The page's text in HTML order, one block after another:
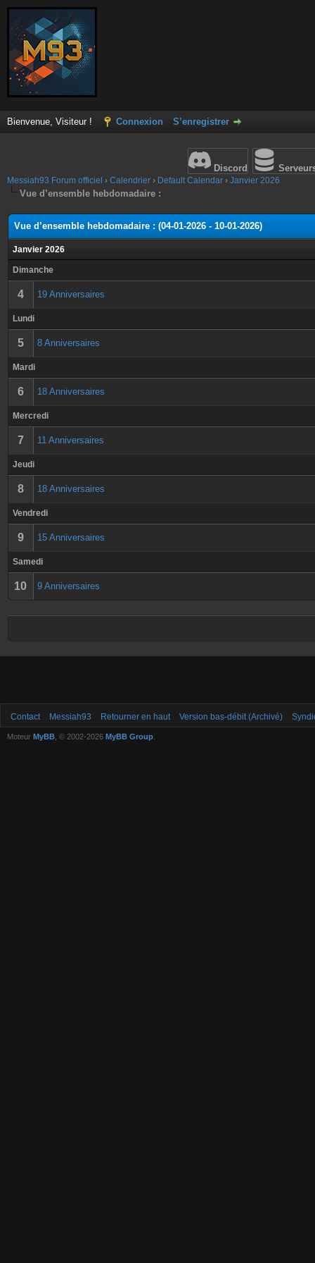
Bienvenue, Visiteur ! Connexion S’enregistrer
Discord
Messiah93 Forum officiel › Calendrier › Default Calendar › Janvier 2026
Vue d’ensemble hebdomadaire :
Vue d’ensemble hebdomadaire : (04-01-2026 - 10-01-2026)
Janvier 2026
Dimanche
4 19 Anniversaires
Lundi
5 8 Anniversaires
Mardi
6 18 Anniversaires
Mercredi
7 11 Anniversaires
Jeudi
8 18 Anniversaires
Vendredi
9 15 Anniversaires
Samedi
10 9 Anniversaires
Contact Messiah93 Retourner en haut Version bas-débit (Archivé)
Moteur MyBB , © 2002-2026 MyBB Group